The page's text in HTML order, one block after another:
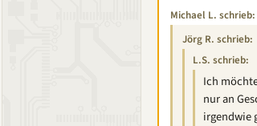
Michael L. schrieb:
Jörg R. schrieb:
L.S. schrieb:
Ich
nur an
irgendwie